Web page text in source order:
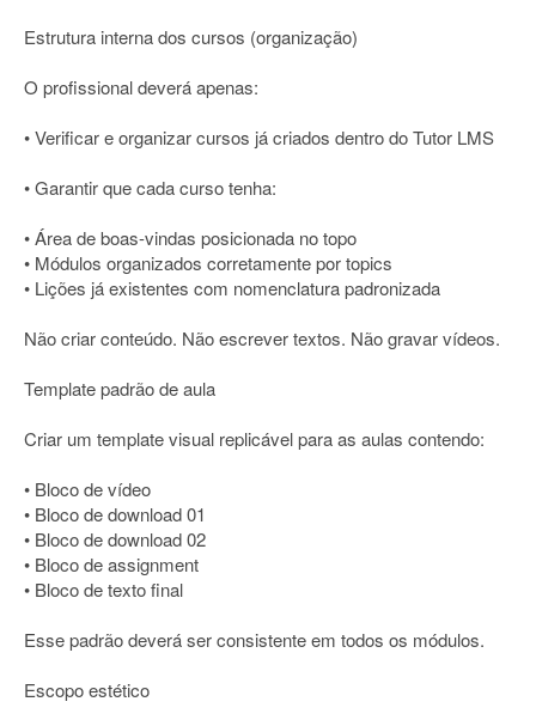
Estrutura interna dos cursos (organização)
O profissional deverá apenas:
• Verificar e organizar cursos já criados dentro do Tutor LMS
• Garantir que cada curso tenha:
• Área de boas-vindas posicionada no topo
• Módulos organizados corretamente por topics
• Lições já existentes com nomenclatura padronizada
Não criar conteúdo. Não escrever textos. Não gravar vídeos.
Template padrão de aula
Criar um template visual replicável para as aulas contendo:
• Bloco de vídeo
• Bloco de download 01
• Bloco de download 02
• Bloco de assignment
• Bloco de texto final
Esse padrão deverá ser consistente em todos os módulos.
Escopo estético